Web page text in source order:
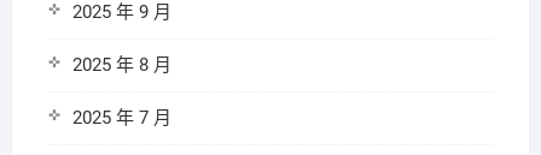
2025 年 9 月
2025 年 8 月
2025 年 7 月